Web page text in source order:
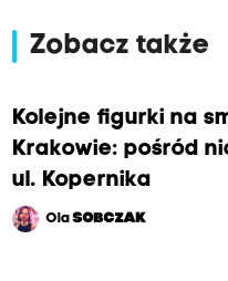
Zobacz także
Kolejne figurki na
Krakowie: pośród
ul. Kopernika
OlaSOBCZAK